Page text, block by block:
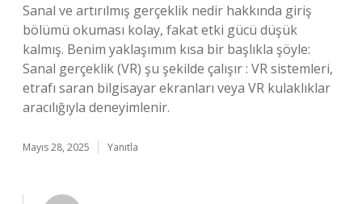
Sanal ve artırılmış gerçeklik nedir hakkında giriş
bölümü okuması kolay, fakat etki gücü düşük
kalmış. Benim yaklaşımım kısa bir başlıkla şöyle:
Sanal gerçeklik (VR) şu şekilde çalışır : VR sistemleri,
etrafı saran bilgisayar ekranları veya VR kulaklıklar
aracılığıyla deneyimlenir.
Mayıs 28, 2025 Yanıtla